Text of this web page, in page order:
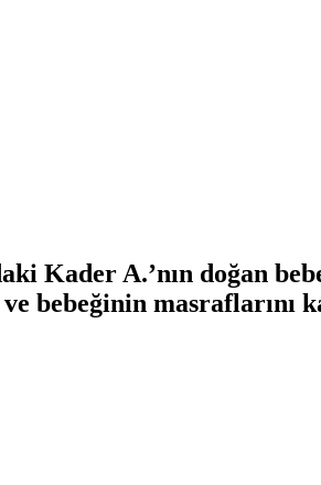
Kader A.’nın doğan
bebeğinin masraflarını